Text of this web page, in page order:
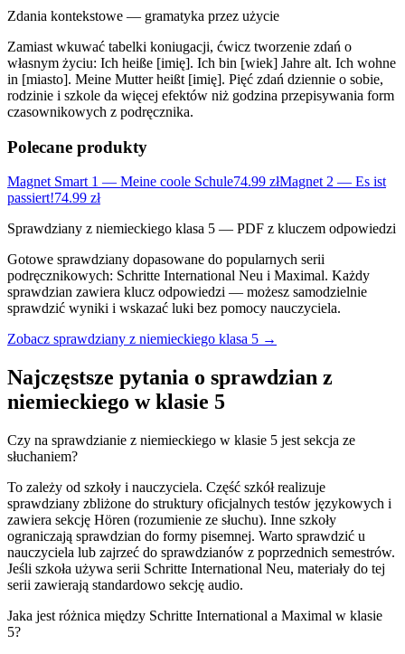
Zdania kontekstowe — gramatyka przez użycie
Zamiast wkuwać tabelki koniugacji, ćwicz tworzenie zdań o
własnym życiu: Ich heiße [imię]. Ich bin [wiek] Jahre alt. Ich wohne
in [miasto]. Meine Mutter heißt [imię]. Pięć zdań dziennie o sobie,
rodzinie i szkole da więcej efektów niż godzina przepisywania form
czasownikowych z podręcznika.
Polecane produkty
Magnet Smart 1 — Meine coole Schule74.99 złMagnet 2 — Es ist
passiert!74.99 zł
Sprawdziany z niemieckiego klasa 5 — PDF z kluczem odpowiedzi
Gotowe sprawdziany dopasowane do popularnych serii
podręcznikowych: Schritte International Neu i Maximal. Każdy
sprawdzian zawiera klucz odpowiedzi — możesz samodzielnie
sprawdzić wyniki i wskazać luki bez pomocy nauczyciela.
Zobacz sprawdziany z niemieckiego klasa 5 →
Najczęstsze pytania o sprawdzian z
niemieckiego w klasie 5
Czy na sprawdzianie z niemieckiego w klasie 5 jest sekcja ze
słuchaniem?
To zależy od szkoły i nauczyciela. Część szkół realizuje
sprawdziany zbliżone do struktury oficjalnych testów językowych i
zawiera sekcję Hören (rozumienie ze słuchu). Inne szkoły
ograniczają sprawdzian do formy pisemnej. Warto sprawdzić u
nauczyciela lub zajrzeć do sprawdzianów z poprzednich semestrów.
Jeśli szkoła używa serii Schritte International Neu, materiały do tej
serii zawierają standardowo sekcję audio.
Jaka jest różnica między Schritte International a Maximal w klasie
5?